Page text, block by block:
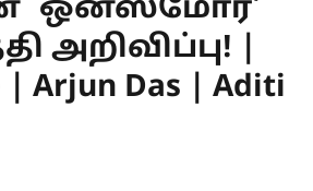
`ஒன்ஸ்மோர்'
அறிவிப்பு! |
| Arjun Das | Aditi